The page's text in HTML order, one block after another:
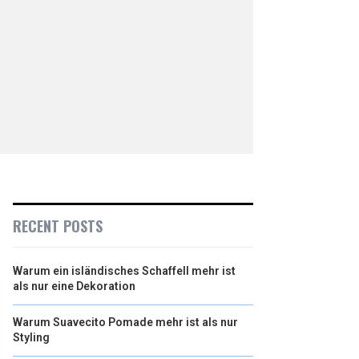
RECENT POSTS
Warum ein isländisches Schaffell mehr ist
als nur eine Dekoration
Warum Suavecito Pomade mehr ist als nur
Styling